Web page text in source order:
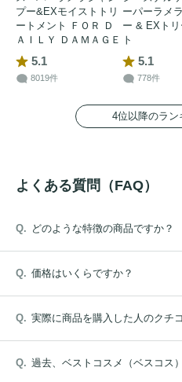
プー&EXモイストトリ
ートメント ＦＯＲ Ｄ
ＡＩＬＹ ＤＡＭＡＧＥ
5.1
8019件
ーパーラメ
ー & EXト
ト
5.1
778件
4位以降のラン
よくある質問（FAQ）
どのような特徴の商品ですか？
価格はいくらですか？
実際に商品を購入した人のクチ
過去、ベストコスメ（ベスコス